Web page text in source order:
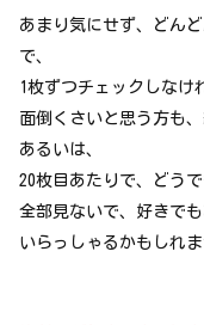
あまり気にせず、どん
で、
1枚ずつチェックしなけ
面倒くさいと思う方も
あるいは、
20枚目あたりで、どうで
全部見ないで、好きで
いらっしゃるかもしれま